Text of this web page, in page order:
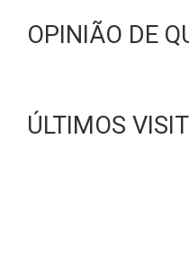
OPINIÃO DE
ÚLTIMOS